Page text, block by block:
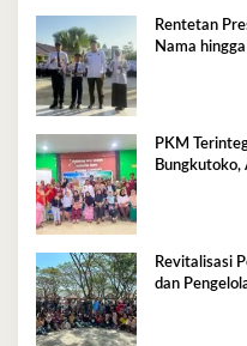
Rentetan
Nama
PKM
Bungkutoko,
Revitalisasi
dan